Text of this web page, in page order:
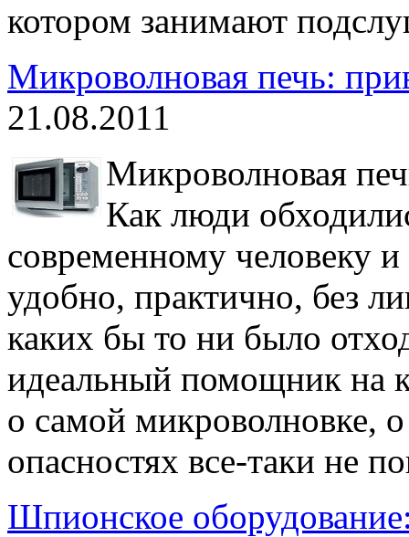
котором занимают
Микроволновая печь:
21.08.2011
Микроволновая
Как люди
современному человеку
удобно, практично, без
каких бы то ни было
идеальный помощник на
о самой микроволновке,
опасностях все-таки не
Шпионское